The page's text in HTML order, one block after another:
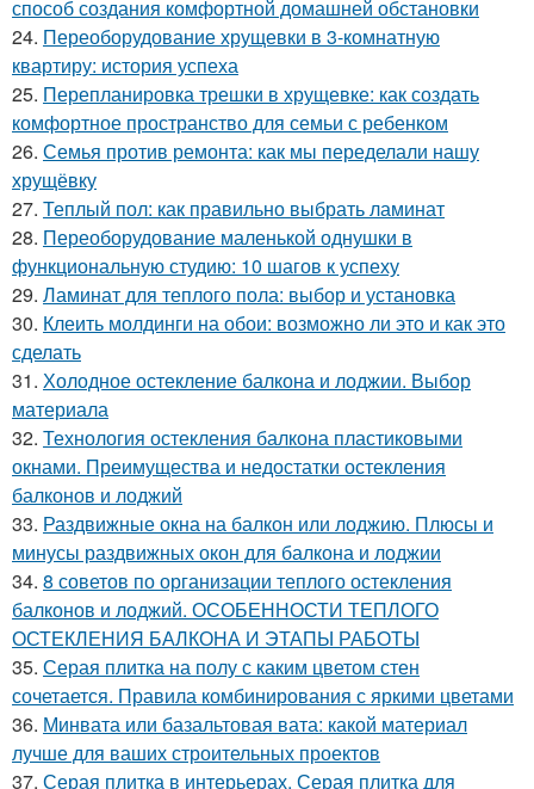
способ создания комфортной домашней обстановки
24. Переоборудование хрущевки в 3-комнатную
квартиру: история успеха
25. Перепланировка трешки в хрущевке: как создать
комфортное пространство для семьи с ребенком
26. Семья против ремонта: как мы переделали нашу
хрущёвку
27. Теплый пол: как правильно выбрать ламинат
28. Переоборудование маленькой однушки в
функциональную студию: 10 шагов к успеху
29. Ламинат для теплого пола: выбор и установка
30. Клеить молдинги на обои: возможно ли это и как это
сделать
31. Холодное остекление балкона и лоджии. Выбор
материала
32. Технология остекления балкона пластиковыми
окнами. Преимущества и недостатки остекления
балконов и лоджий
33. Раздвижные окна на балкон или лоджию. Плюсы и
минусы раздвижных окон для балкона и лоджии
34. 8 советов по организации теплого остекления
балконов и лоджий. ОСОБЕННОСТИ ТЕПЛОГО
ОСТЕКЛЕНИЯ БАЛКОНА И ЭТАПЫ РАБОТЫ
35. Серая плитка на полу с каким цветом стен
сочетается. Правила комбинирования с яркими цветами
36. Минвата или базальтовая вата: какой материал
лучше для ваших строительных проектов
37. Серая плитка в интерьерах. Серая плитка для